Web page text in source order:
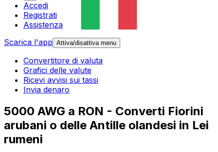
Accedi
Registrati
Assistenza
Scarica l'app Attiva/disattiva menu
Convertitore di valuta
Grafici delle valute
Ricevi avvisi sui tassi
Invia denaro
5000 AWG a RON - Converti Fiorini
arubani o delle Antille olandesi in Lei
rumeni